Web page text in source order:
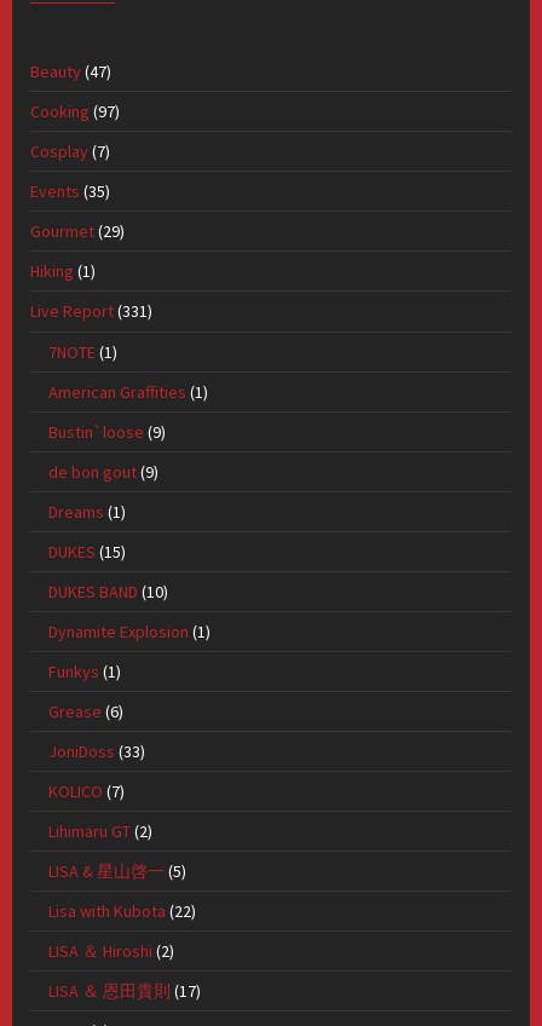
Beauty(47)
Cooking (97)
Cosplay(7)
Events (35)
Gourmet(29)
Hiking (1)
Live Report(331)
7NOTE(1)
American Graffities (1)
Bustin`loose (9)
de bon gout(9)
Dreams (1)
DUKES (15)
DUKES BAND (10)
Dynamite Explosion (1)
Funkys (1)
Grease (6)
JoniDoss (33)
KOLICO (7)
Lihimaru GT(2)
LISA & 星山啓一(5)
Lisa with Kubota (22)
LISA ＆ Hiroshi (2)
LISA ＆ 恩田貴則 (17)